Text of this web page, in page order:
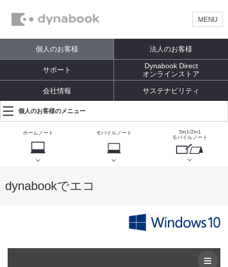
MENU
個人のお客様 法人のお客様
サポート
Dynabook Direct
オンラインストア
会社情報 サステナビリティ
個人のお客様のメニュー
ホームノート モバイルノート
5in1/2in1
モバイルノート
dynabookでエコ